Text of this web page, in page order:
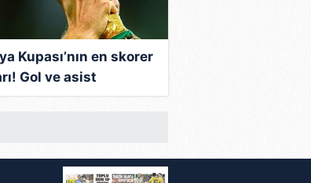
Kupası’nın en skorer
Gol ve asist
zirvede